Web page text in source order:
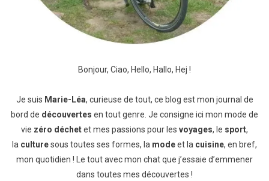
Bonjour, Ciao, Hello, Hallo, Hej !
Je suis Marie-Léa, curieuse de tout, ce blog est mon journal de
bord de découvertes en tout genre. Je consigne ici mon mode de
vie zéro déchetet mes passions pour les voyages, le sport,
la culturesous toutes ses formes, la modeet la cuisine, en bref,
mon quotidien ! Le tout avec mon chat que j’essaie d’emmener
dans toutes mes découvertes !